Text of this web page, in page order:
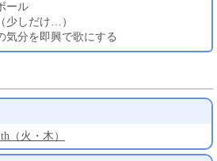
ール
少しだけ…）
気分を即興で歌にする
（火・木）